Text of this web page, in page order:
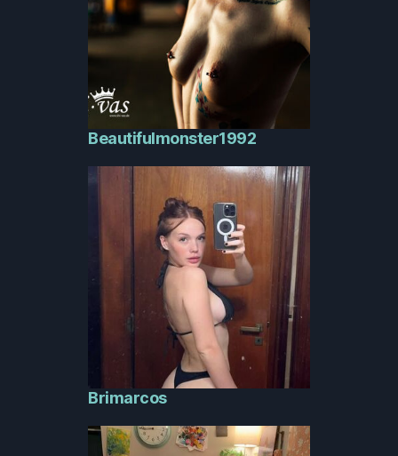
Beautifulmonster1992
Brimarcos